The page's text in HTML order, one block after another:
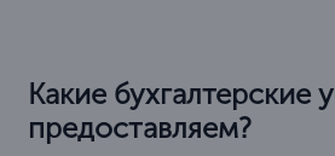
Какие бухгалтерские
предоставляем?